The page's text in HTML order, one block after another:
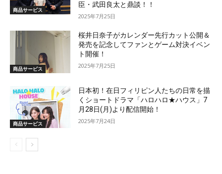
商品サービス
臣・武田良太と鼎談！！
2025年7月25日
商品サービス
桜井日奈子がカレンダー先行カット公開＆
発売を記念してファンとゲーム対決イベン
ト開催！
2025年7月25日
商品サービス
日本初！在日フィリピン人たちの日常を描
くショートドラマ「ハロハロ★ハウス」7
月28日(月)より配信開始！
2025年7月24日